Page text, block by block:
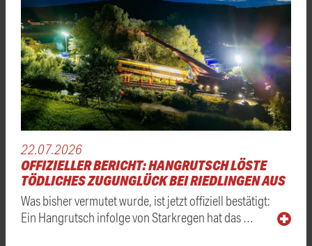
22.07.2026
OFFIZIELLER BERICHT: HANGRUTSCH LÖSTE
TÖDLICHES ZUGUNGLÜCK BEI RIEDLINGEN AUS
Was bisher vermutet wurde, ist jetzt offiziell bestätigt:
Ein Hangrutsch infolge von Starkregen hat das …